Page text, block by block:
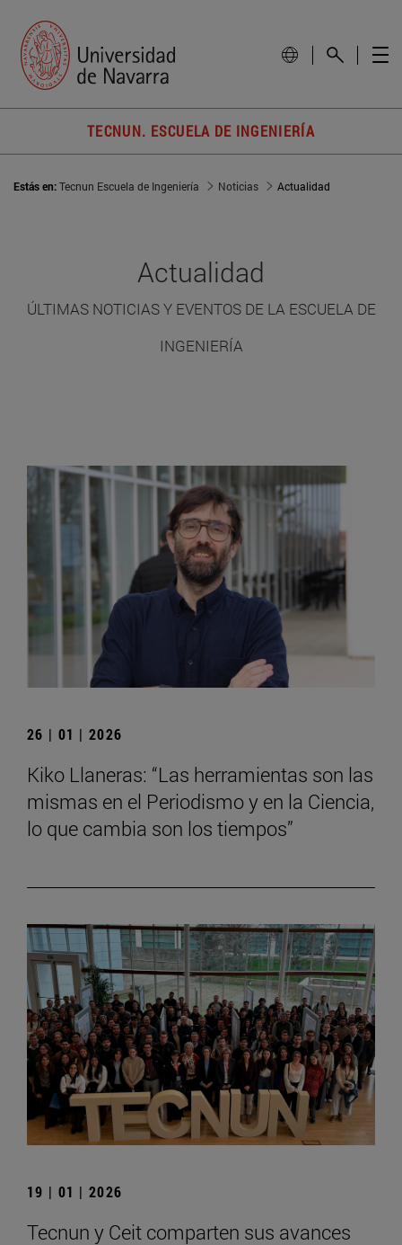
TECNUN. ESCUELA DE INGENIERÍA
Estás en:Tecnun Escuela de Ingeniería Noticias Actualidad
Actualidad
ÚLTIMAS NOTICIAS Y EVENTOS DE LA ESCUELA DE
INGENIERÍA
26 | 01 | 2026
Kiko Llaneras: “Las herramientas son las
mismas en el Periodismo y en la Ciencia,
lo que cambia son los tiempos”
19 | 01 | 2026
Tecnun y Ceit comparten sus avances